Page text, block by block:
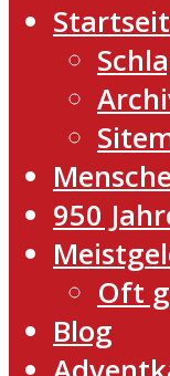
950
Oft
Blog